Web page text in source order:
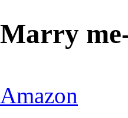
Marry
Amazon